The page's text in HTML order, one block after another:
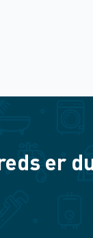
er